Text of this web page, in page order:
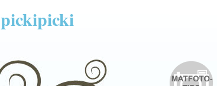
pickipicki